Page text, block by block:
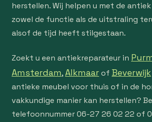
herstellen. Wij helpen u met de
zowel de functie als de uitstraling
alsof de tijd heeft stilgestaan.
Zoekt u een antiekreparateur in
Amsterdam,Alkmaarof Beverwijk
antieke meubel voor thuis of in de
vakkundige manier kan herstellen?
telefoonnummer 06-27 26 02 22 of